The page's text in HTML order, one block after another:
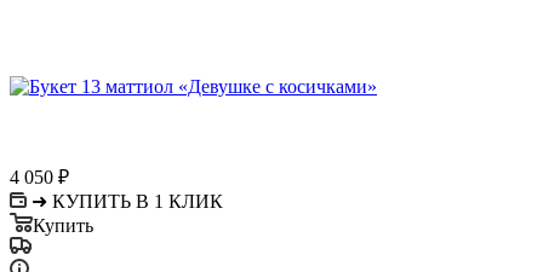
4 050 ₽
➜ КУПИТЬ В 1 КЛИК
Купить